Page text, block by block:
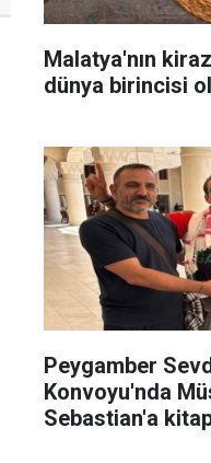
Malatya'nın
dünya birincisi
Peygamber
Konvoyu'nda
Sebastian'a